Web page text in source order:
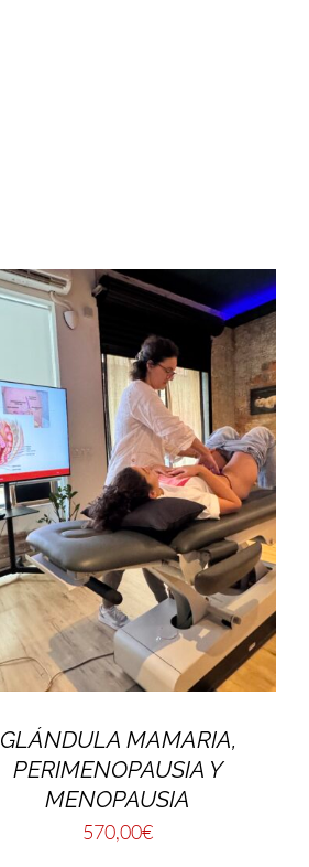
GLÁNDULA MAMARIA,
PERIMENOPAUSIA Y
MENOPAUSIA
570,00€